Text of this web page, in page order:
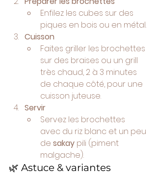
Enfilez les cubes sur des
piques en bois ou en métal.
Cuisson
Faites griller les brochettes
sur des braises ou un grill
très chaud, 2 à 3 minutes
de chaque côté, pour une
cuisson juteuse.
Servir
Servez les brochettes
avec du riz blanc et un peu
de sakay pili (piment
malgache).
🌿 Astuce & variantes